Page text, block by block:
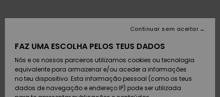
Calçado e
chinelos
MENINO
Calçado e
chinelos
MULHER
chegados
Highlights
SURF
Crianças
Highlights
Artigos
Criança
Criança
Outlet
Mulher
Devoluções
Pagamento
FAZ UMA ESCOLHA PELOS TEUS DADOS
Nós e os nossos parceiros utilizamos cookies ou tecnologia
equivalente para armazenar e/ou aceder a informações
no teu dispositivo. Esta informação pessoal (como os teus
dados de navegação e endereço IP) pode ser utilizada
Continuar sem aceitar